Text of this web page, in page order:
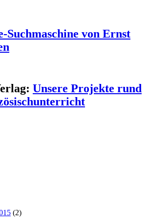
Suchmaschine von Ernst
Unsere Projekte rund
(2)